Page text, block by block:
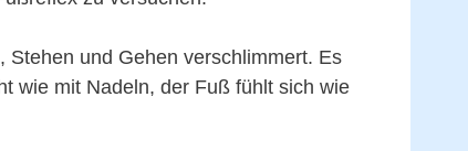
Stehen und Gehen verschlimmert. Es
wie mit Nadeln, der Fuß fühlt sich wie